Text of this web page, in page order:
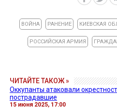
ВОЙНА РАНЕНИЕ КИЕВСКАЯ
РОССИЙСКАЯ АРМИЯ
ЧИТАЙТЕ ТАКОЖ »
Оккупанты атаковали
пострадавшие
15 июня 2025, 17:00